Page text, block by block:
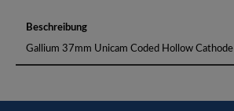
Beschreibung
Gallium 37mm Unicam Coded Hollow